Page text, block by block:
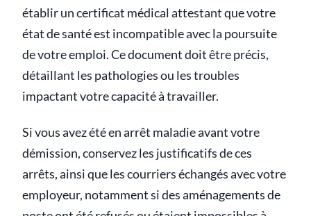
établir un certificat médical attestant que votre
état de santé est incompatible avec la poursuite
de votre emploi. Ce document doit être précis,
détaillant les pathologies ou les troubles
impactant votre capacité à travailler.
Si vous avez été en arrêt maladie avant votre
démission, conservez les justificatifs de ces
arrêts, ainsi que les courriers échangés avec votre
employeur, notamment si des aménagements de